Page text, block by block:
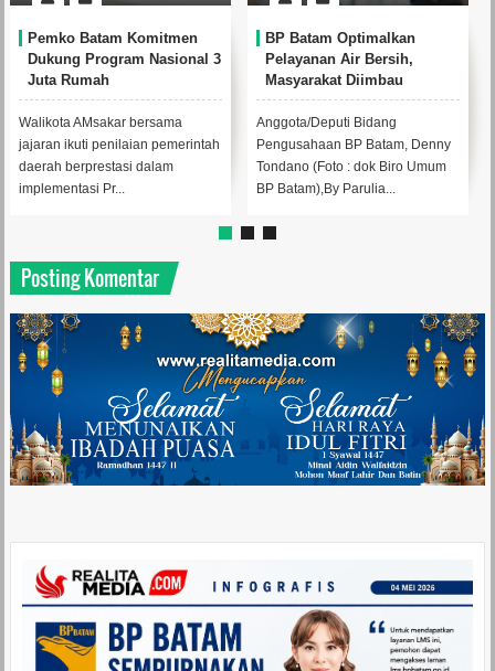
Batam Optimalkan
Air Bersih,
Diimbau
Air Secara Bijak
Deputi Bidang
BP Batam, Denny
(Foto : dok Biro Umum
Batam),By Parulia...
Perkuat Ketahanan Air
Baku, BP Batam Gandeng
Mc Dermott Tanam 400
Bambu Betung di
Bendungan Sei Nongsa
Anggota/Deputi Bidang
Pengusahaan BP Batam, Denny
Tondano melakukan
aksi penghijauan di Bendung...
Posting Komentar